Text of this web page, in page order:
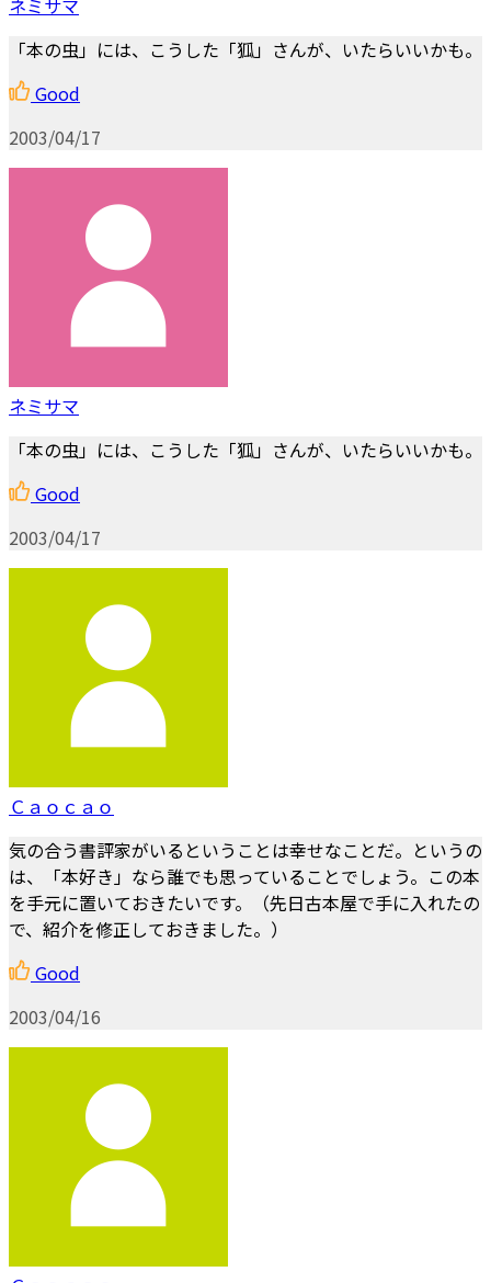
「本の虫」には、こうした「狐」さんが、いたらいいかも。
Good
2003/04/17
ネミサマ
「本の虫」には、こうした「狐」さんが、いたらいいかも。
Good
2003/04/17
Ｃａｏｃａｏ
気の合う書評家がいるということは幸せなことだ。というの
は、「本好き」なら誰でも思っていることでしょう。この本
を手元に置いておきたいです。（先日古本屋で手に入れたの
で、紹介を修正しておきました。）
Good
2003/04/16